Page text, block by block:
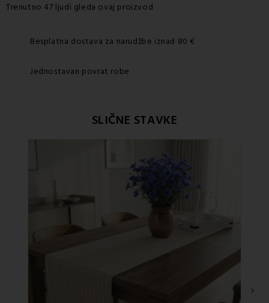
Trenutno 47 ljudi gleda ovaj proizvod
Besplatna dostava za narudžbe iznad 80 €
Jednostavan povrat robe
SLIČNE STAVKE
›